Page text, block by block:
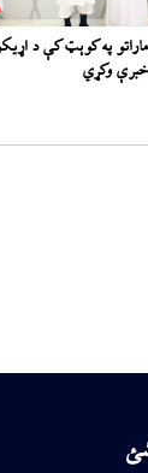
اماراتو په کوېټ کې د
خبرې وکړي